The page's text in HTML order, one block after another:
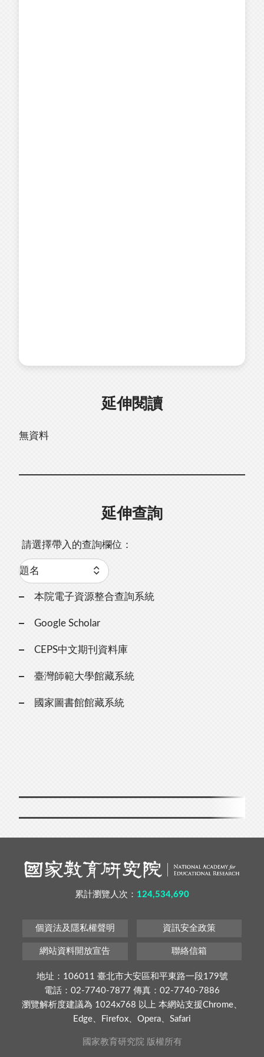
延伸閱讀
無資料
延伸查詢
請選擇帶入的查詢欄位：
本院電子資源整合查詢系統
Google Scholar
CEPS中文期刊資料庫
臺灣師範大學館藏系統
國家圖書館館藏系統
累計瀏覽人次： 124,534,690
個資法及隱私權聲明 資訊安全政策
網站資料開放宣告 聯絡信箱
地址：106011 臺北市大安區和平東路一段179號
電話：02-7740-7877 傳真：02-7740-7886
瀏覽解析度建議為 1024x768 以上 本網站支援Chrome、
Edge、Firefox、Opera、Safari
國家教育研究院 版權所有